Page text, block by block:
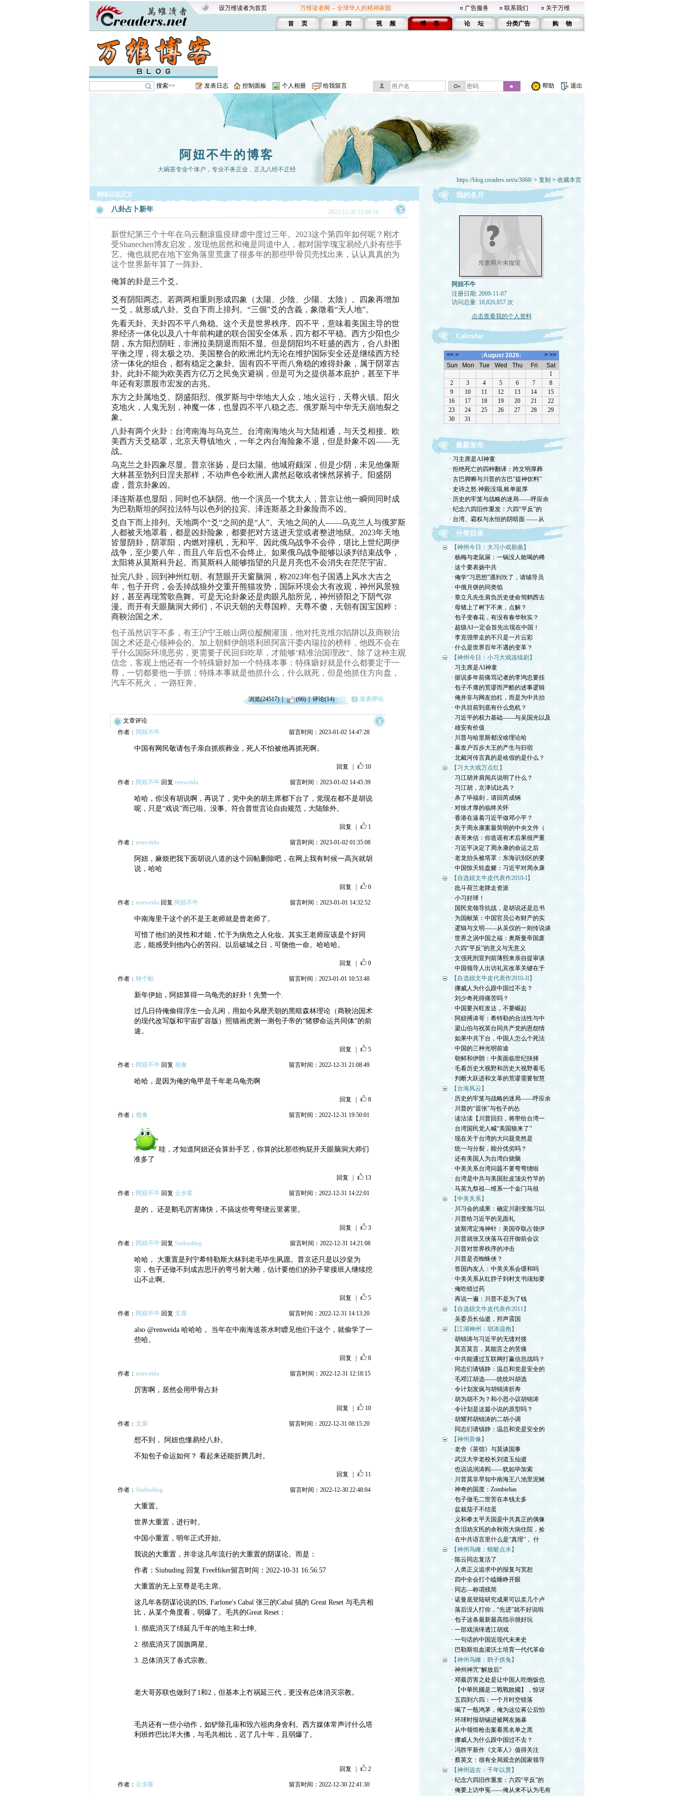
设万维读者为首页 万维读者网 -- 全球华人的精神家园 广告服务 联系我们 关于万维
首 页 新 闻 视 频 博 客 论 坛 分类广告 购 物
搜索>> 发表日志 控制面板 个人相册 给我留言 帮助 退出
阿妞不牛的博客
大碗茶专业个体户，专业不务正业，正儿八经不正经
https://blog.creaders.net/u/3068/> 复制 > 收藏本页
网络日志正文
八卦占卜新年 2022-12-30 22:09:18
新世纪第三个十年在乌云翻滚瘟疫肆虐中度过三年。2023这个第四年如何呢？刚才
受Shanechen博友启发，发现他居然和俺是同道中人，都对国学瑰宝易经八卦有些手
艺。俺也就把在地下室角落里荒废了很多年的那些甲骨贝壳找出来，认认真真的为
这个世界新年算了一阵卦。
俺算的卦是三个爻。
爻有阴阳两态。若两两相重则形成四象（太陽、少陰、少陽、太陰）。四象再增加
一爻，就形成八卦。 爻自下而上排列。“三個”爻的含義，象徵着“天人地”。
先看天卦。天卦四不平八角稳。这个天是世界秩序。四不平，意味着美国主导的世
界经济一体化以及八十年前构建的联合国安全体系，四方都不平稳。西方少阳也少
阴，东方阳烈阴旺，非洲拉美阴退而阳不显。但是阴阳均不旺盛的西方，合八卦图
平衡之理，得太极之功。美国整合的欧洲北约无论在维护国际安全还是继续西方经
济一体化的组合，都有稳定之象卦。固有四不平而八角稳的难得卦象，属于阴罩吉
卦。此卦不能为欧美西方亿万之民免灾避祸，但是可为之提供基本庇护，甚至下半
年还有彩票股市宏发的吉兆。
东方之卦属地爻。阴盛阳烈。俄罗斯与中华地大人众，地火运行，天尊火镇。阳火
克地火，人鬼无别，神魔一体，也显四不平八稳之态。俄罗斯与中华无天崩地裂之
象。
八卦有两个火卦：台湾南海与乌克兰。台湾南海地火与大陆相通，与天爻相接。欧
美西方天爻稳罩，北京天尊镇地火，一年之内台海险象不退，但是卦象不凶——无
战。
乌克兰之卦四象尽显。普京张扬，是曰太陽。他城府颇深，但是少阴，未见他像斯
大林甚至勃列日涅夫那样，不动声色令欧洲人肃然起敬或者悚然尿裤子。阳盛阴
虚，普京卦象凶。
泽连斯基也显阳，同时也不缺阴。他一个演员一个犹太人，普京让他一瞬间同时成
为巴勒斯坦的阿拉法特与以色列的拉宾。泽连斯基之卦象险而不凶。
爻自下而上排列。天地两个“爻“之间的是“人”。天地之间的人——乌克兰人与俄罗斯
人都被天地罩着，都是凶卦险象，都要把对方送进天堂或者整进地狱。2023年天地
皆显阴卦，阴罩阳，内燃对撞机，无和平。因此俄乌战争不会停，堪比上世纪两伊
战争，至少要八年，而且八年后也不会终止。如果俄乌战争能够以谈判结束战争，
太阳将从莫斯科升起。而莫斯科人能够指望的只是月亮也不会消失在茫茫宇宙。
扯完八卦，回到神州红朝。有慧眼开天窗脑洞，称2023年包子国遇上风水大吉之
年，包子开窍，会丢掉战狼外交重开熊猫攻势，国际环境会大有改观，神州风景独
好，甚至再现莺歌燕舞。可是无论卦象还是肉眼凡胎所见，神州骄阳之下阴气弥
漫。而开有天眼脑洞大师们，不识天朝的天尊国粹。天尊不傻，天朝有国宝国粹：
商鞅治国之术。
包子虽然识字不多，有王沪宁王岐山两位醍醐灌顶，他对托克维尔陷阱以及商鞅治
国之术还是心领神会的。加上朝鲜伊朗塔利班阿富汗委内瑞拉的榜样，他既不会在
乎什么国际环境恶劣，更需要子民回归吃草，才能够‘精准治国理政“。除了这种主观
信念，客观上他还有一个特殊癖好加一个特殊本事：特殊癖好就是什么都要定于一
尊，一切都要他一手抓；特殊本事就是他抓什么，什么就死，但是他抓住方向盘，
汽车不死火， 一路狂奔。
浏览(24517) (66) 评论(14) 发表评论
文章评论
作者： 阿妞不牛 留言时间：2023-01-02 14:47:28
中国有网民敬请包子亲自抓殡葬业，死人不怕被他再抓死啊。
回复 10
作者： 阿妞不牛回复 renweida 留言时间：2023-01-02 14:45:39
哈哈，你没有胡说啊，再说了，党中央的胡主席都下台了，党现在都不是胡说
呢，只是“戏说”而已啦。没事。符合普世言论自由规范，大陆除外。
回复 1
作者： renweida 留言时间：2023-01-02 01:35:08
阿妞，麻烦把我下面胡说八道的这个回帖删除吧，在网上我有时候一高兴就胡
说，哈哈
回复 0
作者： renweida回复 阿妞不牛 留言时间：2023-01-01 14:32:52
中南海里干这个的不是王老师就是曾老师了。
可惜了他们的灵性和才能，忙于为病危之人化妆。其实王老师应该是个好同
志，能感受到他内心的苦闷。以后破城之日，可饶他一命。哈哈哈。
回复 0
作者： 转个帖 留言时间：2023-01-01 10:53:48
新年伊始，阿妞算得一乌龟壳的好卦！先赞一个.
过几日待俺偷得浮生一会儿闲，用如今风靡兲朝的黑暗森林理论（商鞅治国术
的现代改写版和宇宙扩容版）照猫画虎测一测包子帝的“猪猡命运共同体”的前
途。
回复 5
作者： 阿妞不牛回复 相食 留言时间：2022-12-31 21:08:49
哈哈，是因为俺的龟甲是千年老乌龟壳啊
回复 8
作者： 相食 留言时间：2022-12-31 19:50:01
哇，才知道阿妞还会算卦手艺，你算的比那些狗屁开天眼脑洞大师们
准多了
回复 13
作者： 阿妞不牛回复 云乡客 留言时间：2022-12-31 14:22:01
是的， 还是鹅毛厉害痛快，不搞这些弯弯绕云里雾里。
回复 3
作者： 阿妞不牛回复 Siubuding 留言时间：2022-12-31 14:21:08
哈哈， 大重置是列宁希特勒斯大林到老毛毕生夙愿。普京还只是以沙皇为
宗，包子还做不到成吉思汗的弯弓射大雕，估计要他们的孙子辈接班人继续挖
山不止啊。
回复 5
作者： 阿妞不牛回复 文庙 留言时间：2022-12-31 14:13:20
also @renweida 哈哈哈， 当年在中南海送茶水时瞟见他们干这个，就偷学了一
些哈。
回复 8
作者： renweida 留言时间：2022-12-31 12:18:15
厉害啊，居然会用甲骨占卦
回复 10
作者： 文庙 留言时间：2022-12-31 08:15:20
想不到， 阿妞也懂易经八卦。
不知包子命运如何？ 看起来还能折腾几时。
回复 11
作者： Siubuding 留言时间：2022-12-30 22:48:04
大重置。
世界大重置，进行时。
中国小重置，明年正式开始。
我说的大重置，并非这几年流行的大重置的阴谋论。而是：
作者：Siubuding 回复 FreeHiker留言时间：2022-10-31 16:56:57
大重置的无上至尊是毛主席。
这几年各阴谋论说的DS, Farlone's Cabal 张三的Cabal 搞的 Great Reset 与毛共相
比，从某个角度看，弱爆了。毛共的Great Reset：
1. 彻底消灭了绵延几千年的地主和士绅。
2. 彻底消灭了国旗两星。
3. 总体消灭了各式宗教。
老大哥苏联也做到了1和2，但基本上冇祸延三代，更没有总体消灭宗教。
毛共还有一些小动作，如铲除孔庙和毁六祖肉身舍利。西方媒体常声讨什么塔
利班炸巴比洋大佛，与毛共相比，迟了几十年，且弱爆了。
回复 2
作者： 云乡客 留言时间：2022-12-30 22:41:30
我的名片
阿妞不牛
注册日期: 2009-11-07
访问总量: 18,826,857 次
点击查看我的个人资料
Calendar
最新发布
· 习主席是AI神童
· 拒绝死亡的四种翻译：跨文明厚葬
· 古巴脚癣与川普的古巴"提神饮料”
· 史诗之怒:神殿没塌,账单挺厚
· 历史的牢笼与战略的迷局——呼应余
· 纪念六四旧作重发：六四“平反”的
· 台湾、霸权与永恒的阴暗面 ——从
分类目录
【神州今日：大习小戏新曲】
· 杨梅与老鼠屎：一锅没人敢喝的稀
· 这个要表扬中共
· 俺学“习思想”遇到坎了，请辅导员
· 中俄月饼的同类馅
· 章立凡先生肩负历史使命驾鹤西去
· 母猪上了树下不来，点解？
· 包子变春花，有没有春华秋实？
· 超级AI一定会首先出现在中国！
· 李克强带走的不只是一片云彩
· 什么是世界百年不遇的变革？
【神州今日：小习大戏连续剧】
· 习主席是AI神童
· 据说多年前痛骂记者的李鸿忠要挂
· 包子不瘪的荒谬而严酷的述事逻辑
· 俺并非与网友抬杠，而是为中共抬
· 中共目前到底有什么危机？
· 习近平的权力基础——与吴国光以及
· 雄安有价值
· 川普与哈里斯都没啥理论哈
· 暴发户百步大王的产生与归宿
· 北戴河传言真的是啥假的是什么？
【习大大戏万点红】
· 习江胡并肩阅兵说明了什么？
· 习江胡，京津试比高？
· 杀了毕福剑，请回芮成钢
· 对徐才厚的临终关怀
· 香港在逼着习近平做邓小平？
· 关于周永康案最简明的中央文件（
· 表哥来信：你造谣有术后果很严重
· 习近平决定了周永康的命运之后
· 老龙抬头被塔罩：东海识别区的要
· 中国惊天轮盘赌：习近平对周永康
【自选妞文牛皮代表作2010-I】
· 批斗荷兰老牌走资派
· 小习好球！
· 国民党领导抗战，是胡说还是总书
· 为国献策：中国官员公布财产的实
· 逻辑与文明——从吴仪的一则传说谈
· 世界之涡中国之福：奥斯曼帝国废
· 六四“平反”的意义与无意义
· 文强死刑宣判前薄熙来亲自提审谈
· 中国领导人出访礼宾改革关键在于
【自选妞文牛皮代表作2010-II】
· 挪威人为什么跟中国过不去？
· 刘少奇死得痛苦吗？
· 中国要兴旺发达，不要崛起
· 阿妞搏涛哥：希特勒的合法性与中
· 梁山伯与祝英台同共产党的恩怨情
· 如果中共下台，中国人怎么个死法
· 中国的三种光明前途
· 朝鲜和伊朗：中美面临世纪抉择
· 毛看历史大视野和历史大视野看毛
· 判断大跃进和文革的荒谬需要智慧
【台海风云】
· 历史的牢笼与战略的迷局——呼应余
· 川普的“嚣张”与包子的怂
· 读沽渎【川普回归，将带给台湾一
· 台湾国民党人喊“美国狼来了”
· 现在关于台湾的大问题竟然是
· 统一与分裂，能分优劣吗？
· 还有美国人为台湾白烧脑
· 中美关系台湾问题不要弯弯绕啦
· 台湾是中共与美国肚皮顶尖竹竿的
· 马英九祭祖—维系一个金门马祖
【中美关系】
· 川习会的成果：确定川剧变脸习以
· 川普给习近平的见面礼
· 波斯湾定海神针：美国夺取占领伊
· 川普就张又侠落马召开御前会议
· 川普对世界秩序的冲击
· 川普是否蜘蛛侠？
· 答国内友人：中美关系会缓和吗
· 中美关系从红脖子到村支书须知要
· 俺吃错过药
· 再说一遍：川普不是为了钱
【自选妞文牛皮代表作2011】
· 吴委员长仙逝，邦声震国
【江湖神州：胡涛温饱】
· 胡锦涛与习近平的无缝对接
· 莫言莫言，莫能言之的苦痛
· 中共能通过互联网打赢信息战吗？
· 同志们请镇静：温总和党是安全的
· 毛邓江胡选——统统叫胡选
· 令计划发疯与胡锦涛折寿
· 胡为胡不为？和小思小议胡锦涛
· 令计划是这篇小说的原型吗？
· 胡耀邦胡锦涛的二胡小调
· 同志们请镇静：温总和党是安全的
【神州异像】
· 老舍《茶馆》与莫谈国事
· 武汉大学老校长刘道玉仙逝
· 也说说润涛阎——犹如毕加索
· 川普莫非早知中南海王八池里泥鳅
· 神奇的国度：Zombielias
· 包子做毛二世苦在本钱太多
· 盆栽茄子不结蛋
· 义和拳太平天国是中共真正的偶像
· 含泪劝灾民的余秋雨大病住院，捡
· 在中共语言里什么是“真理”， 什
【神州鸟瞰：蜻蜓点水】
· 陈云同志复活了
· 人类正义追求中的报复与宽恕
· 四中全会打个瞌睡睁开眼
· 同志—称谓残简
· 诺曼底登陆研究成果可以卖几个卢
· 落后没人打你，“先进”就不好说啦
· 包子这条最新最高指示很好玩
· 一部戏演绎透江胡戏
· 一句话的中国近现代未来史
· 巴勒斯坦血灌沃土培育一代代革命
【神州鸟瞰：鹞子抓兔】
· 神州神咒“解放后”
· 邓最厉害之处是让中国人吃饱饭也
· 【中華民國是二戰戰敗國】，惊讶
· 五四到六四：一个月时空错落
· 喝了一瓶鸿茅，俺为这位蒋公后怕
· 环球时报胡锡进被网友施暴
· 从中领馆枪击案看黑名单之黑
· 挪威人为什么跟中国过不去？
· 冯胜平新作《文革人》值得关注
· 蔡英文：很有全局观念的国家领导
【神州远古：千年以贯】
· 纪念六四旧作重发：六四“平反”的
· 俺要上访申冤——俺从来不认为毛有